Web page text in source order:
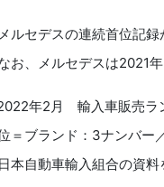
ルセデスの連続首位記録
お、メルセデスは2021年
年2月 輸入車販売ラ
＝ブランド：3ナンバー
日本自動車輸入組合の資